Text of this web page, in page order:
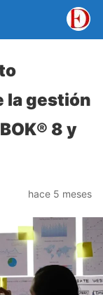
la gestión
8 y
hace 5 meses